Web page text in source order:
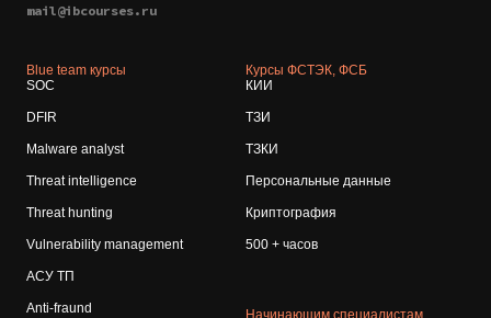
mail@ibcourses.ru
Blue team курсы
SOC
DFIR
Malware analyst
Threat intelligence
Threat hunting
Vulnerability management
АСУ ТП
Anti-fraund
Курсы ФСТЭК, ФСБ
КИИ
ТЗИ
ТЗКИ
Персональные данные
Криптография
500 + часов
Начинающим специалистам